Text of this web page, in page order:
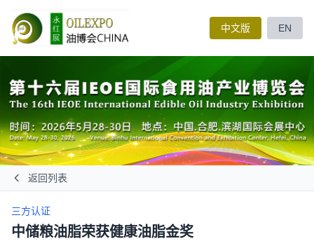
中文版 EN
返回列表
三方认证
中储粮油脂荣获健康油脂金奖